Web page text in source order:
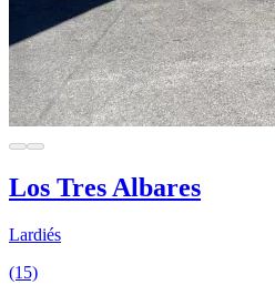
Los Tres Albares
Lardiés
(15)